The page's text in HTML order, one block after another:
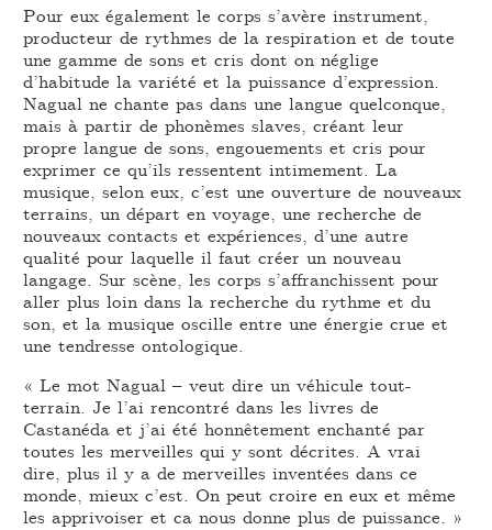
Pour eux également le corps s’avère instrument,
producteur de rythmes de la respiration et de toute
une gamme de sons et cris dont on néglige
d’habitude la variété et la puissance d’expression.
Nagual ne chante pas dans une langue quelconque,
mais à partir de phonèmes slaves, créant leur
propre langue de sons, engouements et cris pour
exprimer ce qu’ils ressentent intimement. La
musique, selon eux, c’est une ouverture de nouveaux
terrains, un départ en voyage, une recherche de
nouveaux contacts et expériences, d’une autre
qualité pour laquelle il faut créer un nouveau
langage. Sur scène, les corps s’affranchissent pour
aller plus loin dans la recherche du rythme et du
son, et la musique oscille entre une énergie crue et
une tendresse ontologique.
« Le mot Nagual – veut dire un véhicule tout-
terrain. Je l’ai rencontré dans les livres de
Castanéda et j’ai été honnêtement enchanté par
toutes les merveilles qui y sont décrites. A vrai
dire, plus il y a de merveilles inventées dans ce
monde, mieux c’est. On peut croire en eux et même
les apprivoiser et ca nous donne plus de puissance. »